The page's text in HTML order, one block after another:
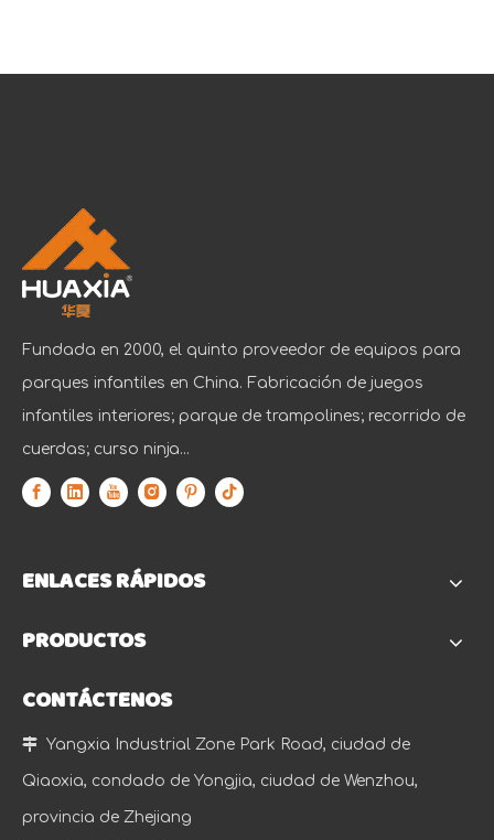
Fundada en 2000, el quinto proveedor de equipos para
parques infantiles en China. Fabricación de juegos
infantiles interiores; parque de trampolines; recorrido de
cuerdas; curso ninja...
ENLACES RÁPIDOS
PRODUCTOS
CONTÁCTENOS
 Yangxia Industrial Zone Park Road, ciudad de
Qiaoxia, condado de Yongjia, ciudad de Wenzhou,
provincia de Zhejiang